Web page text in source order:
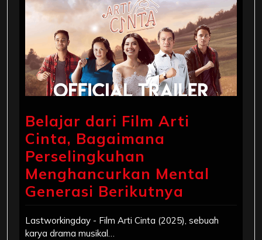
Belajar dari Film Arti
Cinta, Bagaimana
Perselingkuhan
Menghancurkan Mental
Generasi Berikutnya
Lastworkingday - Film Arti Cinta (2025), sebuah
karya drama musikal…